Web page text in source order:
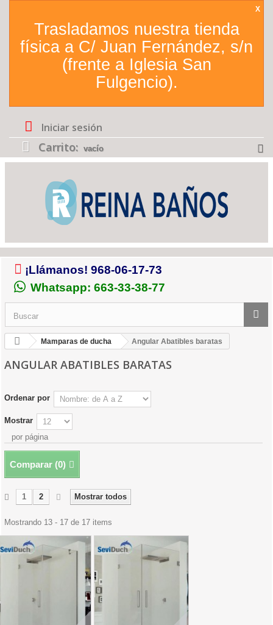
Trasladamos nuestra tienda
física a C/ Juan Fernández, s/n
(frente a Iglesia San
Fulgencio).
X
Iniciar sesión
Carrito: vacío
¡Llámanos! 968-06-17-73
Whatsapp: 663-33-38-77
Mamparas de ducha Angular Abatibles baratas
ANGULAR ABATIBLES BARATAS
Ordenar por
Mostrar
por página
Comparar (0)
Mostrar todos
1 2
Mostrando 13 - 17 de 17 items